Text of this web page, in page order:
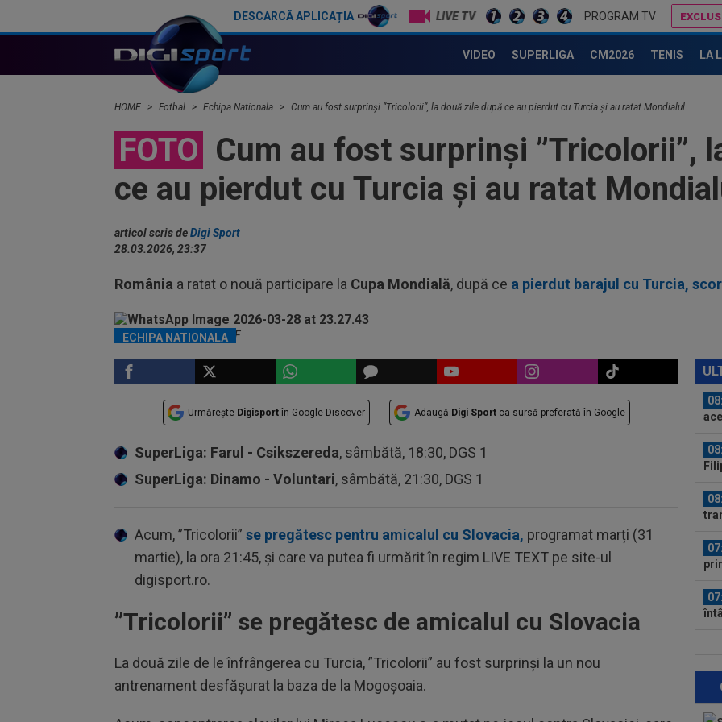
DESCARCĂ APLICAȚIA LIVE TV PROGRAM TV
VIDEO SUPERLIGA CM2026 TENIS LA
HOME Fotbal Echipa Nationala Cum au fost surprinși ”Tricolorii”, la două zile după ce au pierdut cu Turcia și au ratat Mondialul
FOTO Cum au fost surprinși ”Tricolorii”,
ce au pierdut cu Turcia și au ratat
articol scris deDigi Sport
28.03.2026, 23:37
România a ratat o nouă participare la Cupa Mondială, după ce a pierdut barajul cu Turcia,
ECHIPA NATIONALA
Radu Drăgușin / Foto: FRF
Urmărește Digisport în Google Discover Adaugă Digi Sport ca sursă preferată în Google
SuperLiga: Farul - Csikszereda, sâmbătă, 18:30, DGS 1
SuperLiga: Dinamo - Voluntari, sâmbătă, 21:30, DGS 1
Acum, ”Tricolorii” se pregătesc pentru amicalul cu Slovacia, programat marți (31
martie), la ora 21:45, și care va putea fi urmărit în regim LIVE TEXT pe site-ul
digisport.ro.
”Tricolorii” se pregătesc de amicalul cu Slovacia
La două zile de le înfrângerea cu Turcia, ”Tricolorii” au fost surprinși la un nou
antrenament desfășurat la baza de la Mogoșoaia.